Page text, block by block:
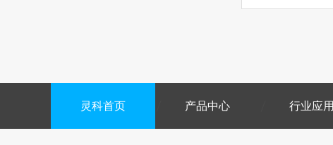
灵科首页 产品中心 行业应用